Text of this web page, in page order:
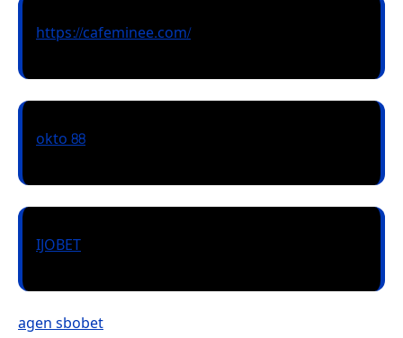
https://cafeminee.com/
okto 88
IJOBET
agen sbobet